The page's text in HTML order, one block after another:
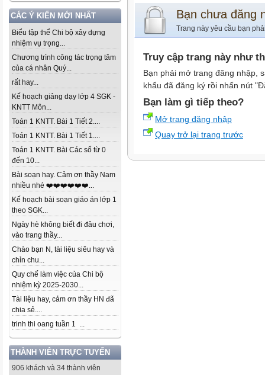
CÁC Ý KIẾN MỚI NHẤT
Biểu tập thể Chi bộ xây dựng
nhiệm vụ trọng...
Chương trình công tác trọng tâm
của cá nhân Quý...
rất hay...
Kế hoạch giảng dạy lớp 4 SGK -
KNTT Môn...
Toán 1 KNTT. Bài 1 Tiết 2....
Toán 1 KNTT. Bài 1 Tiết 1....
Toán 1 KNTT. Bài Các số từ 0
đến 10...
Bài soạn hay. Cảm ơn thầy Nam
nhiều nhé ❤️❤️❤️❤️❤️❤️...
Kế hoạch bài soạn giáo án lớp 1
theo SGK...
Ngày hè không biết đi đâu chơi,
vào trang thầy...
Chào bạn N, tài liệu siêu hay và
chỉn chu...
Quy chế làm việc của Chi bộ
nhiệm kỳ 2025-2030...
Tài liệu hay, cảm ơn thầy HN đã
chia sẻ....
trinh thi oang tuần 1 ...
THÀNH VIÊN TRỰC TUYẾN
906 khách và 34 thành viên
Bạn chưa đăng
Trang này yêu cầu bạn
Truy cập trang này như
Bạn phải mở trang đăng nhập,
khẩu đã đăng ký rồi nhấn nút
Bạn làm gì tiếp theo?
Mở trang đăng nhập
Quay trở lại trang trước